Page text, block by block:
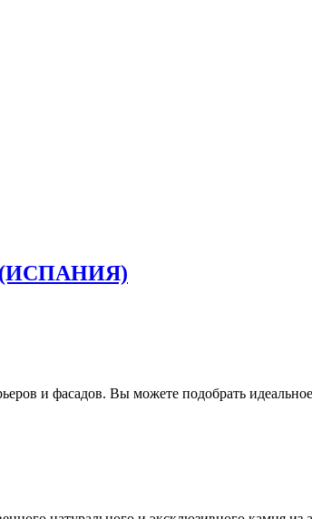
(ИСПАНИЯ)
и фасадов. Вы можете подобрать